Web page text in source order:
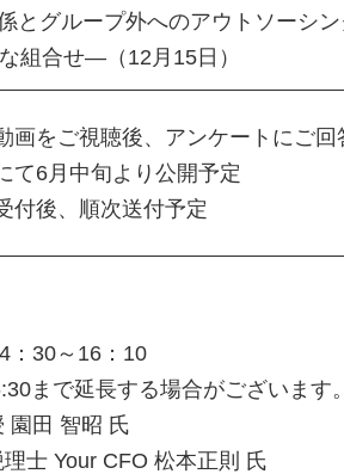
とグループ外へのアウトソーシ
組合せ―（12月15日）
をご視聴後、アンケートにご
6月中旬より公開予定
付後、順次送付予定
：30～16：10
まで延長する場合がございます。
園田 智昭 氏
士 Your CFO 松本正則 氏